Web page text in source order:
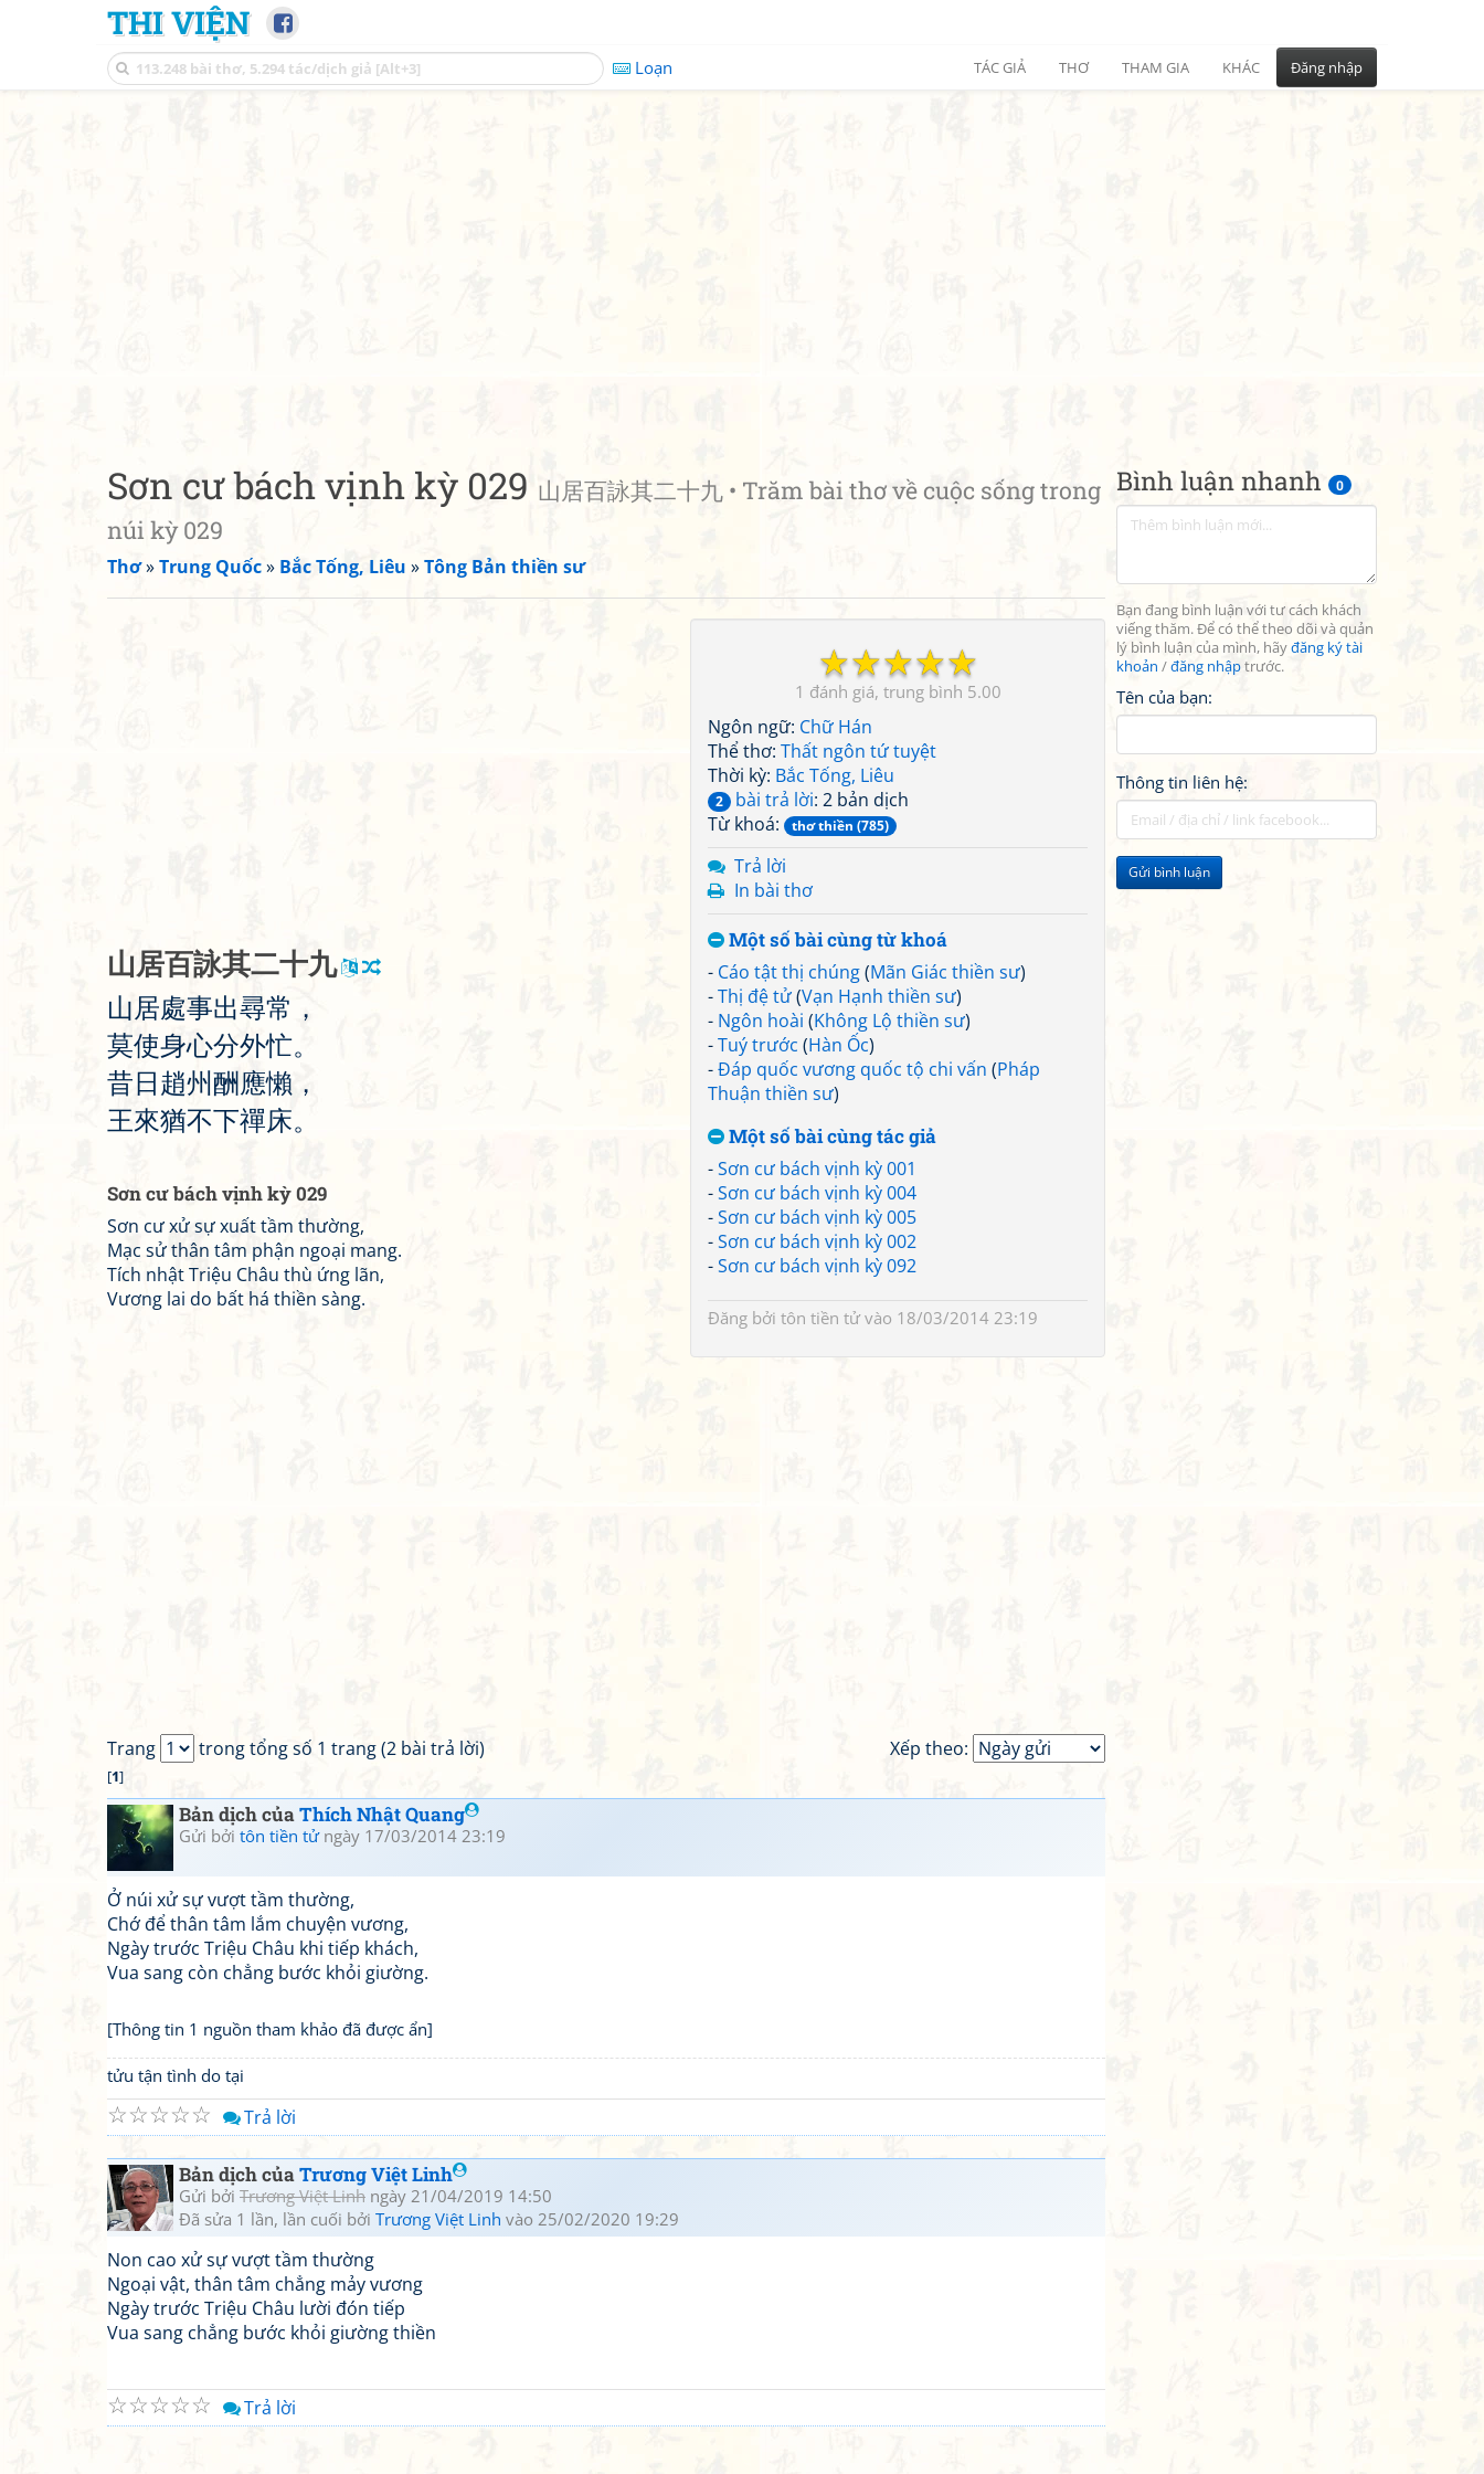
THI VIỆN
Loạn TÁC GIẢ THƠ THAM GIA KHÁC Đăng nhập
Bình luận nhanh 0
Bạn đang bình luận với tư cách khách
viếng thăm. Để có thể theo dõi và quản
lý bình luận của mình, hãyđăng ký tài
khoản /đăng nhậptrước.
Tên của bạn:
Thông tin liên hệ:
Gửi bình luận
Sơn cư bách vịnh kỳ 029 山居百詠其二十九 • Trăm bài thơ về cuộc sống trong
núi kỳ 029
Thơ»Trung Quốc» Bắc Tống, Liêu »Tông Bản thiền sư
☆
☆
☆
☆
☆
1 5.00
Ngôn ngữ: Chữ Hán
Thể thơ: Thất ngôn tứ tuyệt
Thời kỳ: Bắc Tống, Liêu
2 bài trả lời: 2 bản dịch
Từ khoá:
thơ thiền (785)
Trả lời
In bài thơ
Một số bài cùng từ khoá
- Cáo tật thị chúng(Mãn Giác thiền sư)
-Thị đệ tử(Vạn Hạnh thiền sư)
- Ngôn hoài (Không Lộ thiền sư)
-Tuý trước (Hàn Ốc)
-Đáp quốc vương quốc tộ chi vấn (Pháp
Thuận thiền sư)
Một số bài cùng tác giả
-Sơn cư bách vịnh kỳ 001
-Sơn cư bách vịnh kỳ 004
-Sơn cư bách vịnh kỳ 005
-Sơn cư bách vịnh kỳ 002
-Sơn cư bách vịnh kỳ 092
Đăng bởi tôn tiền tửvào 18/03/2014 23:19
山居百詠其二十九
山居處事出尋常 ，
莫使身心分外忙。
昔 日 趙州酬 應懶 ，
王來猶不下禪床。
Sơn cư bách vịnh kỳ 029
Sơn cư xử sự xuất tầm thường,
Mạc sử thân tâm phận ngoại mang.
Tích nhật Triệu Châu thù ứng lãn,
Vương lai do bất há thiền sàng.
Xếp theo:
Trang trong tổng số 1 trang (2 bài trả lời)
[1]
Bản dịch củaThích Nhật Quang
Gửi bởi tôn tiền tửngày 17/03/2014 23:19
Ở núi xử sự vượt tầm thường,
Chớ để thân tâm lắm chuyện vương,
Ngày trước Triệu Châu khi tiếp khách,
Vua sang còn chẳng bước khỏi giường.
[Thông tin 1 nguồn tham khảo đã được ẩn]
tửu tận tình do tại
☆
☆
☆
☆
☆ Trả lời
Bản dịch củaTrương Việt Linh
Gửi bởi Trương Việt Linh ngày 21/04/2019 14:50
Đã sửa 1 lần, lần cuối bởi Trương Việt Linh vào 25/02/2020 19:29
Non cao xử sự vượt tầm thường
Ngoại vật, thân tâm chẳng mảy vương
Ngày trước Triệu Châu lười đón tiếp
Vua sang chẳng bước khỏi giường thiền
☆
☆
☆
☆
☆ Trả lời